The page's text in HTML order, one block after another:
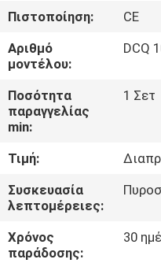
ΕΠΙΣΚΈΨΕΙΣ
ΣΤΟ
ΕΡΓΟΣΤΆΣΙΟ
ΈΛΕΓΧΟΣ
ΠΟΙΌΤΗΤΑΣ
ΜΑΖΊ
ΜΑΣ
Πιστοποίηση:
CE
Αριθμό
μοντέλου:
DCQ
Ποσότητα
παραγγελίας
min:
1 Σετ
Τιμή:
Συσκευασία
λεπτομέρειες:
Χρόνος
παράδοσης:
30